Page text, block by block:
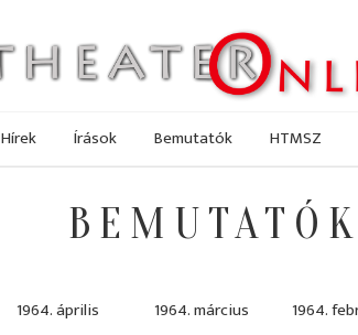
Hírek Írások Bemutatók HTMSZ
BEMUTATÓK
1964. április 1964. március 1964.